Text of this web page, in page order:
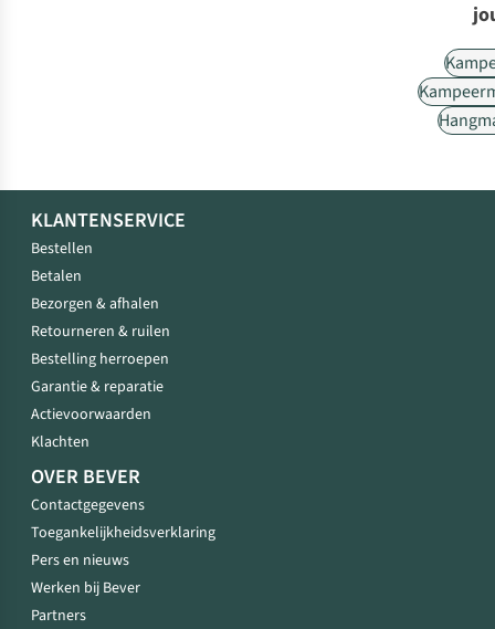
KLANTENSERVICE
Bestellen
Betalen
Bezorgen & afhalen
Retourneren & ruilen
Bestelling herroepen
Garantie & reparatie
Actievoorwaarden
Klachten
OVER BEVER
Contactgegevens
Toegankelijkheidsverklaring
Pers en nieuws
Werken bij Bever
Partners